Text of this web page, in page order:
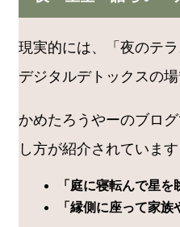
現実的には、「夜のテ
デジタルデトックスの場
かめたろうやーのブロ
し方が紹介されています
「庭に寝転んで星を
「縁側に座って家族